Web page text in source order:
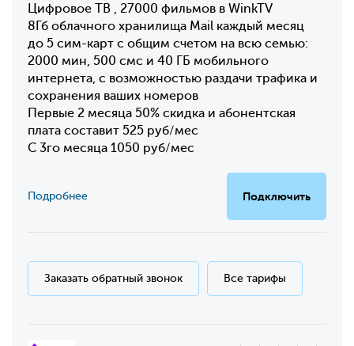
Цифровое ТВ , 27000 фильмов в WinkTV
8Гб облачного хранилища Mail каждый месяц
до 5 сим-карт с общим счетом на всю семью:
2000 мин, 500 смс и 40 ГБ мобильного
интернета, с возможностью раздачи трафика и
сохранения ваших номеров
Первые 2 месяца 50% скидка и абонентская
плата составит 525 руб/мес
С 3го месяца 1050 руб/мес
Подключить
Подробнее
Заказать обратный звонок Все тарифы